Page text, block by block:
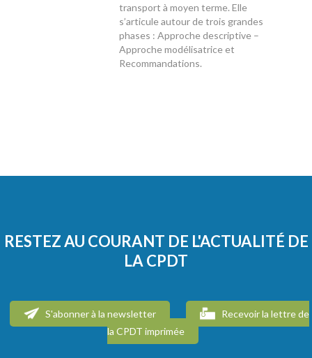
transport à moyen terme. Elle
s’articule autour de trois grandes
phases : Approche descriptive –
Approche modélisatrice et
Recommandations.
RESTEZ AU COURANT DE L'ACTUALITÉ DE
LA CPDT
S'abonner à la newsletter
Recevoir la lettre de
la CPDT imprimée